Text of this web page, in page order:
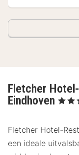
Fletcher
Eindhoven , 4
Fletcher Hotel-
een ideale